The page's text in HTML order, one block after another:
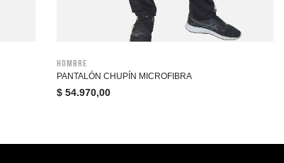
Hombre
PANTALÓN CHUPÍN MICROFIBRA
$ 54.970,00